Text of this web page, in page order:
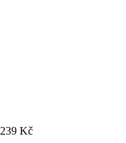
239 Kč